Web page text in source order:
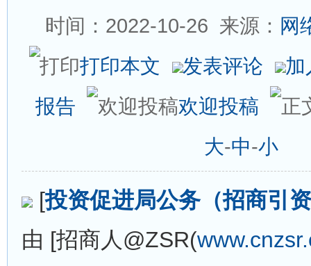
时间：2022-10-26 来源： 网
打印本文
发表评论
加
报告
欢迎投稿
大-中-小
[投资促进局公务（招商引
由 [招商人@ZSR(